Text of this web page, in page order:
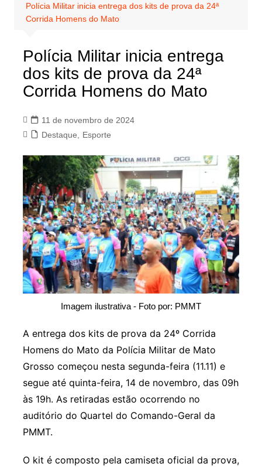
Polícia Militar inicia entrega dos kits de prova da 24ª
Corrida Homens do Mato
Polícia Militar inicia entrega
dos kits de prova da 24ª
Corrida Homens do Mato
11 de novembro de 2024
Destaque
Esporte
Imagem ilustrativa - Foto por: PMMT
A entrega dos kits de prova da 24º Corrida
Homens do Mato da Polícia Militar de Mato
Grosso começou nesta segunda-feira (11.11) e
segue até quinta-feira, 14 de novembro, das 09h
às 19h. As retiradas estão ocorrendo no
auditório do Quartel do Comando-Geral da
PMMT.
O kit é composto pela camiseta oficial da prova,